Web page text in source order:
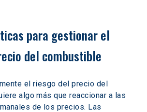
para gestionar el
del combustible
el riesgo del precio del
algo más que reaccionar a las
de los precios. Las